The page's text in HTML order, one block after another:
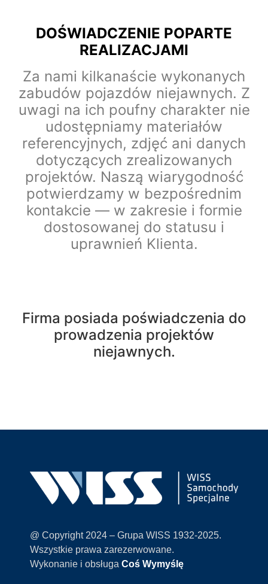
DOŚWIADCZENIE POPARTE
REALIZACJAMI
Za nami kilkanaście wykonanych
zabudów pojazdów niejawnych. Z
uwagi na ich poufny charakter nie
udostępniamy materiałów
referencyjnych, zdjęć ani danych
dotyczących zrealizowanych
projektów. Naszą wiarygodność
potwierdzamy w bezpośrednim
kontakcie — w zakresie i formie
dostosowanej do statusu i
uprawnień Klienta.
Firma posiada poświadczenia do
prowadzenia projektów
niejawnych.
@ Copyright 2024 – Grupa WISS 1932-2025.
Wszystkie prawa zarezerwowane.
Wykonanie i obsługa Coś Wymyślę